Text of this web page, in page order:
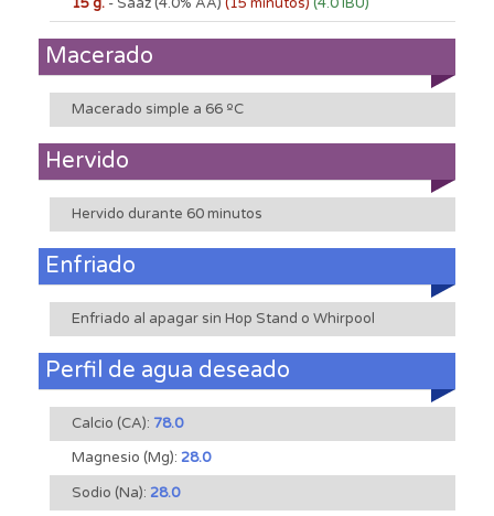
Macerado
Macerado simple a 66 ºC
Hervido
Hervido durante 60 minutos
Enfriado
Enfriado al apagar sin Hop Stand o Whirpool
Perfil de agua deseado
Calcio (CA): 78.0
Magnesio (Mg): 28.0
Sodio (Na): 28.0